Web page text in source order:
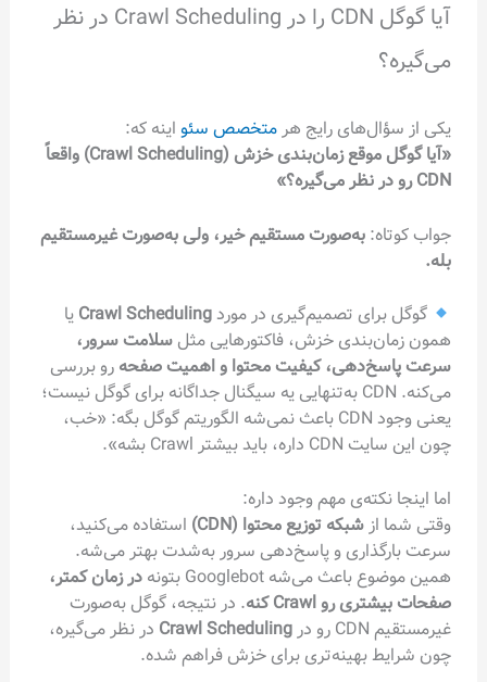
آیا گوگل CDN را در Crawl Scheduling در نظر
می‌گیره؟
یکی از سؤال‌های رایج هرمتخصص سئواینه که:
«آیا گوگل موقع زمان‌بندی خزش (Crawl Scheduling) واقعاً
CDN رو در نظر می‌گیره؟»
جواب کوتاه: به‌صورت مستقیم خیر، ولی به‌صورت غیرمستقیم
بله.
گوگل برای تصمیم‌گیری در مورد Crawl Scheduling یا
همون زمان‌بندی خزش، فاکتورهایی مثل سلامت سرور،
سرعت پاسخ‌دهی، کیفیت محتوا و اهمیت صفحه رو بررسی
می‌کنه. CDN به‌تنهایی یه سیگنال جداگانه برای گوگل نیست؛
یعنی وجود CDN باعث نمی‌شه الگوریتم گوگل بگه: «خب،
چون این سایت CDN داره، باید بیشتر Crawl بشه».
اما اینجا نکته‌ی مهم وجود داره:
وقتی شما از شبکه توزیع محتوا (CDN)
استفاده می‌کنید،
سرعت بارگذاری و پاسخ‌دهی سرور به‌شدت بهتر می‌شه.
همین موضوع باعث می‌شه Googlebot بتونه
در زمان کمتر،
صفحات بیشتری رو Crawl کنه
. در نتیجه، گوگل به‌صورت
غیرمستقیم CDN رو در
Crawl Scheduling در نظر می‌گیره،
چون شرایط بهینه‌تری برای خزش فراهم شده.